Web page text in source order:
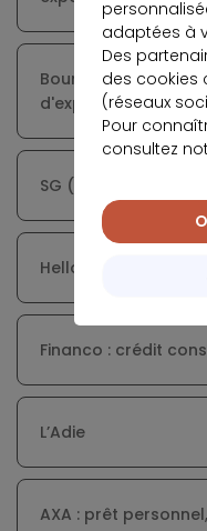
BoursoBank (ex-
d'expert sur l'offre
SG (ex-Société
Hello Bank :
Financo : crédit
L’Adie
AXA : prêt
adaptées à
Des
des cookies
(réseaux
Pour
consultez